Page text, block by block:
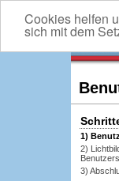
Cookies helfen
sich mit dem
1)
2)
3)